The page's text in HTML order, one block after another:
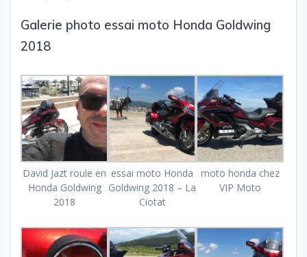
Galerie photo essai moto Honda Goldwing
2018
David Jazt roule en
Honda Goldwing
2018
essai moto Honda
Goldwing 2018 – La
Ciotat
moto honda chez
VIP Moto